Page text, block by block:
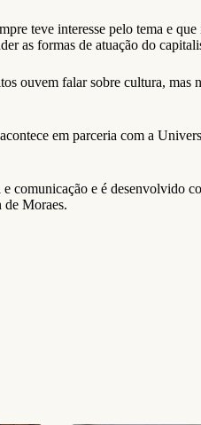
teve interesse pelo tema e
as formas de atuação do
ouvem falar sobre cultura, mas
em parceria com a
comunicação e é desenvolvido
Moraes.